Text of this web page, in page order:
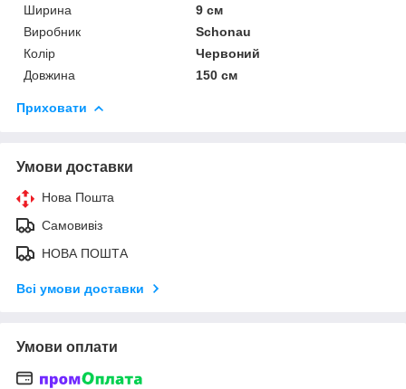
Ширина
9 см
Виробник
Schonau
Колір
Червоний
Довжина
150 см
Приховати
Умови доставки
Нова Пошта
Самовивіз
НОВА ПОШТА
Всі умови доставки
Умови оплати